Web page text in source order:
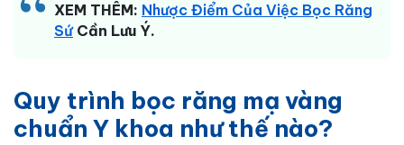
XEM THÊM: Nhược Điểm Của Việc Bọc Răng
SứCần Lưu Ý.
Quy trình bọc răng mạ vàng
chuẩn Y khoa như thế nào?